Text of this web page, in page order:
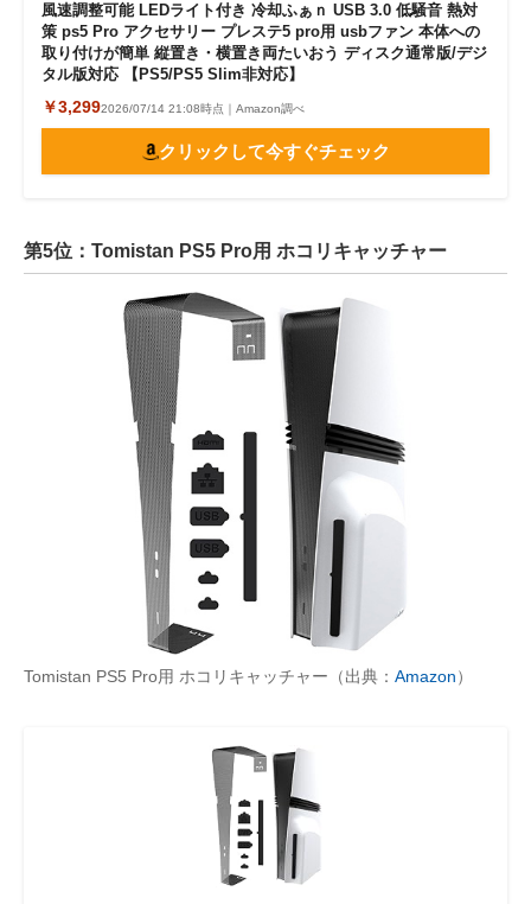
風速調整可能 LEDライト付き 冷却ふぁｎ USB 3.0 低騒音 熱対
策 ps5 Pro アクセサリー プレステ5 pro用 usbファン 本体への
取り付けが簡単 縦置き・横置き両たいおう ディスク通常版/デジ
タル版対応 【PS5/PS5 Slim非対応】
￥3,2992026/07/14 21:08時点｜Amazon調べ
クリックして今すぐチェック
第5位：Tomistan PS5 Pro用 ホコリキャッチャー
Tomistan PS5 Pro用 ホコリキャッチャー（出典： Amazon）